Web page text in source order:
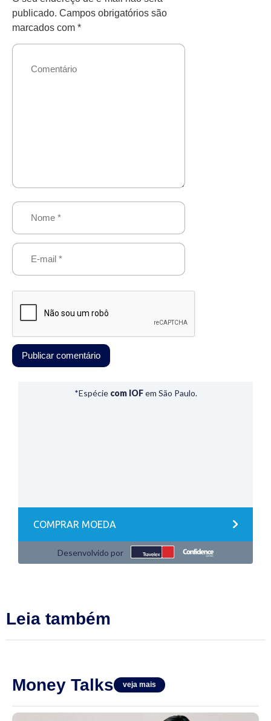
publicado. Campos obrigatórios são
marcados com *
Leia também
Money Talks veja mais